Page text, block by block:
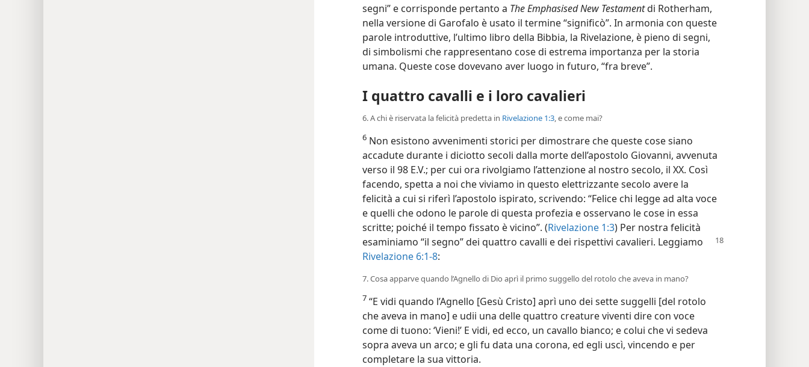
segni” e corrisponde pertanto a The Emphasised New Testamentdi Rotherham,
nella versione di Garofalo è usato il termine “significò”. In armonia con queste
parole introduttive, l’ultimo libro della Bibbia, la Rivelazione, è pieno di segni,
di simbolismi che rappresentano cose di estrema importanza per la storia
umana. Queste cose dovevano aver luogo in futuro, “fra breve”.
I quattro cavalli e i loro cavalieri
6. A chi è riservata la felicità predetta in Rivelazione 1:3, e come mai?
6 Non esistono avvenimenti storici per dimostrare che queste cose siano
accadute durante i diciotto secoli dalla morte dell’apostolo Giovanni, avvenuta
verso il 98 E.V.; per cui ora rivolgiamo l’attenzione al nostro secolo, il XX. Così
facendo, spetta a noi che viviamo in questo elettrizzante secolo avere la
felicità a cui si riferì l’apostolo ispirato, scrivendo: “Felice chi legge ad alta voce
e quelli che odono le parole di questa profezia e osservano le cose in essa
scritte; poiché il tempo fissato è vicino”. (Rivelazione 1:3) Per nostra felicità
esaminiamo “il segno” dei quattro cavalli e dei rispettivi cavalieri. Leggiamo
Rivelazione 6:1-8:
7. Cosa apparve quando l’Agnello di Dio aprì il primo suggello del rotolo che aveva in mano?
7 “E vidi quando l’Agnello [Gesù Cristo] aprì uno dei sette suggelli [del rotolo
che aveva in mano] e udii una delle quattro creature viventi dire con voce
come di tuono: ‘Vieni!’ E vidi, ed ecco, un cavallo bianco; e colui che vi sedeva
sopra aveva un arco; e gli fu data una corona, ed egli uscì, vincendo e per
completare la sua vittoria.